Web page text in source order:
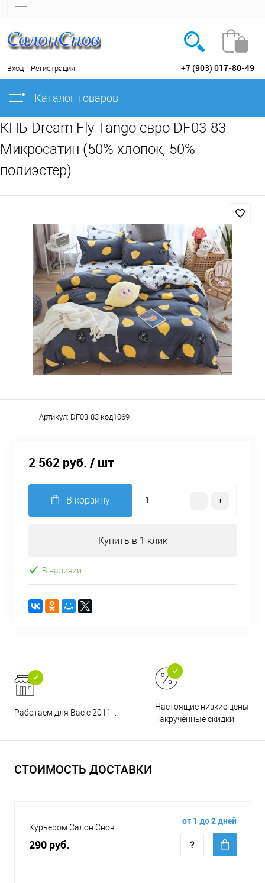
Вход Регистрация +7 (903) 017-80-49
Каталог товаров
КПБ Dream Fly Tango евро DF03-83
Микросатин (50% хлопок, 50%
полиэстер)
Артикул: DF03-83 код1069
2 562 руб. / шт
В корзину
Купить в 1 клик
В наличии
Работаем для Вас с 2011г.
Настоящие низкие цены и
накрученные скидки
СТОИМОСТЬ ДОСТАВКИ
Курьером Салон Снов
290 руб.
от 1 до 2 дней